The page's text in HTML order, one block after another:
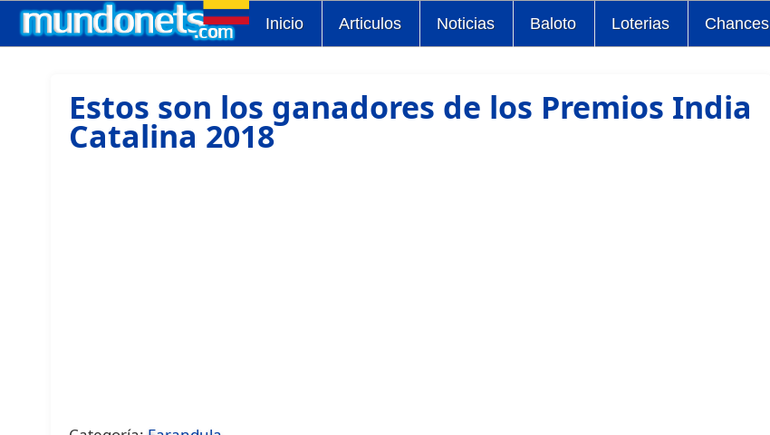
Inicio Articulos Noticias Baloto Loterias Chances
Estos son los ganadores de los Premios India
Catalina 2018